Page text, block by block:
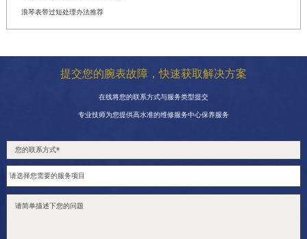
浪琴表带过短处理办法推荐
提交您的腕表故障，快速获取解决方案
在线将您的联系方式与服务类型提交
专业技师为您提供高水准的维修服务中心保养服务